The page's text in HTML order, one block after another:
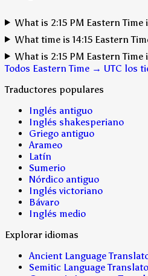
What is 2:15 PM Eastern Time
What time is 14:15 Eastern
What is 2:15 PM Eastern
Todos Eastern Time → UTC los
Traductores populares
Inglés antiguo
Inglés shakesperiano
Griego antiguo
Arameo
Latín
Sumerio
Nórdico antiguo
Inglés victoriano
Bávaro
Inglés medio
Explorar idiomas
Ancient Language
Semitic Language